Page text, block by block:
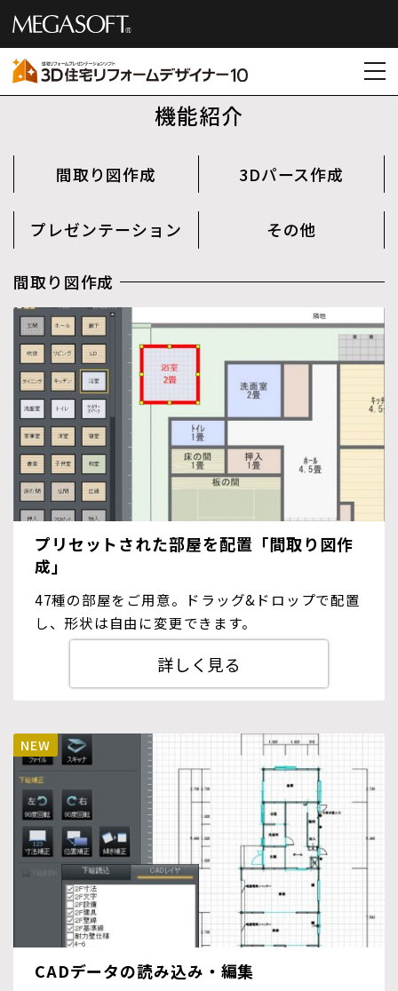
機能紹介
間取り図作成 3Dパース作成
プレゼンテーション その他
間取り図作成
プリセットされた部屋を配置「間取り図作
成」
47種の部屋をご用意。ドラッグ&ドロップで配置
し、形状は自由に変更できます。
詳しく見る
CADデータの読み込み・編集